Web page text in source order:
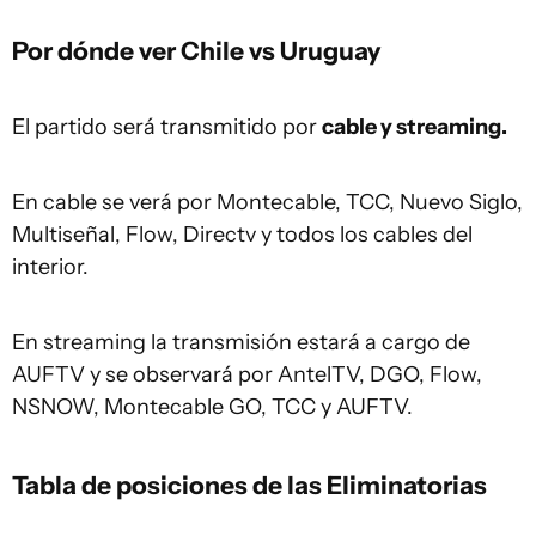
Por dónde ver Chile vs Uruguay
El partido será transmitido porcable y streaming.
En cable se verá por Montecable, TCC, Nuevo Siglo,
Multiseñal, Flow, Directv y todos los cables del
interior.
En streaming la transmisión estará a cargo de
AUFTV y se observará por AntelTV, DGO, Flow,
NSNOW, Montecable GO, TCC y AUFTV.
Tabla de posiciones de las Eliminatorias